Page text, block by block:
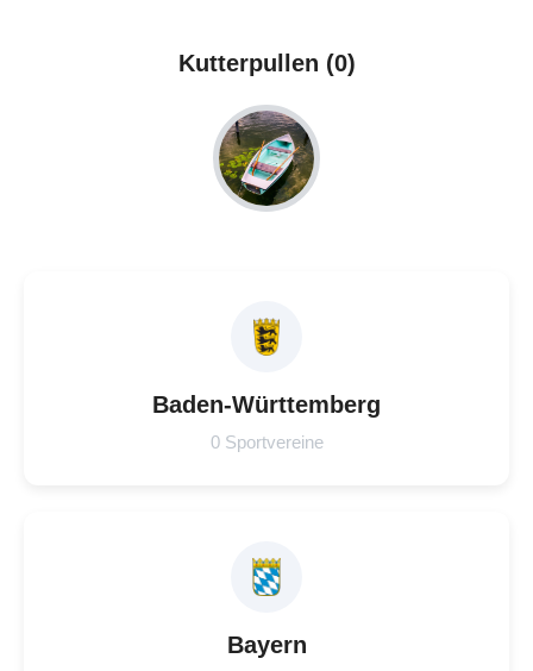
Kutterpullen (0)
Baden-Württemberg
0 Sportvereine
Bayern